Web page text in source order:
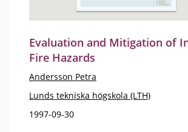
Evaluation and Mitigation of
Fire Hazards
Andersson Petra
Lunds tekniska högskola (LTH)
1997-09-30